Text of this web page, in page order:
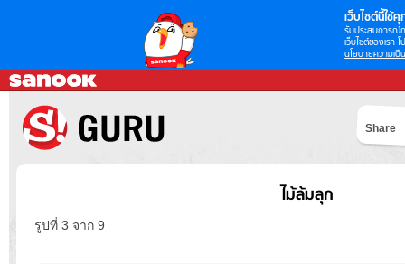
เว็บไซต์นี้ใช้คุ
รับประสบการณ์
เว็บไซต์ของเรา
นโยบายความเป็
Share
ไม้ล้มลุก
รูปที่ 3 จาก 9